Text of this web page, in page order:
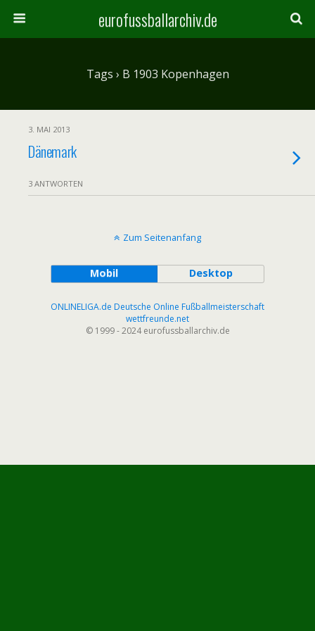
eurofussballarchiv.de
Tags › B 1903 Kopenhagen
3. MAI 2013
Dänemark
3 ANTWORTEN
Zum Seitenanfang
Mobil Desktop
ONLINELIGA.de Deutsche Online Fußballmeisterschaft
wettfreunde.net
© 1999 - 2024 eurofussballarchiv.de